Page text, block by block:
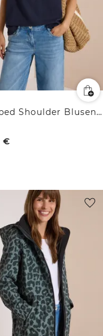
Dropped Shoulder Blusenshirt mit Struktur
€